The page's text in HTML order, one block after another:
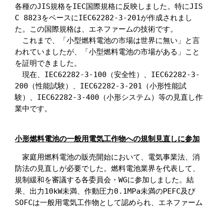
各種のJIS規格をIEC国際規格に反映しました。特にJIS
C 8823をベースにIEC62282-3-201が作成されまし
た。この国際規格は、エネファームの技術です。
これまで、「小型燃料電池の市場は世界に無い」と言
われていましたが、「小型燃料電池の市場がある」こと
を証明できました。
現在、IEC62282-3-100（安全性）、IEC62282-3-
200（性能試験）、IEC62282-3-201（小形性能試
験）、IEC62282-3-400（小形システム）等の見直し作
業中です。
小形燃料電池の一般用電気工作物への規制見直しに参加
家庭用燃料電池の販売開始において、電気事業法、消
防法の見直しが必要でした。燃料電池業界を代表して、
規制緩和を審議する各委員会・WGに参加しました。結
果、出力10kW未満、作動圧力0.1MPa未満のPEFC及び
SOFCは一般用電気工作物として認められ、エネファーム